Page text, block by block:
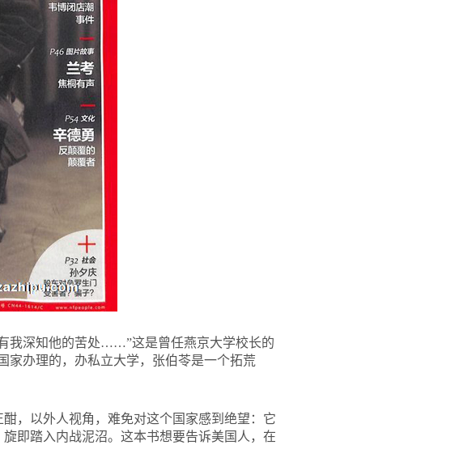
我深知他的苦处……”这是曾任燕京大学校长的
家办理的，办私立大学，张伯苓是一个拓荒
，以外人视角，难免对这个国家感到绝望：它
即踏入内战泥沼。这本书想要告诉美国人，在